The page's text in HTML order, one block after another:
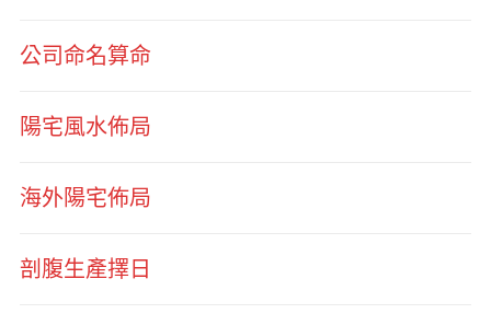
公司命名算命
陽宅風水佈局
海外陽宅佈局
剖腹生產擇日